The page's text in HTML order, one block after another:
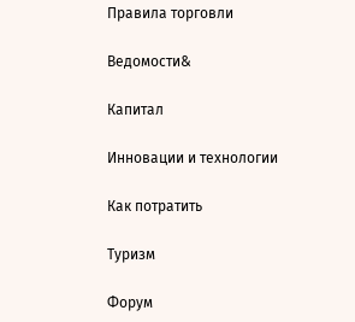
Правила торговли
Ведомости&
Капитал
Инновации и технологии
Как потратить
Туризм
Форум